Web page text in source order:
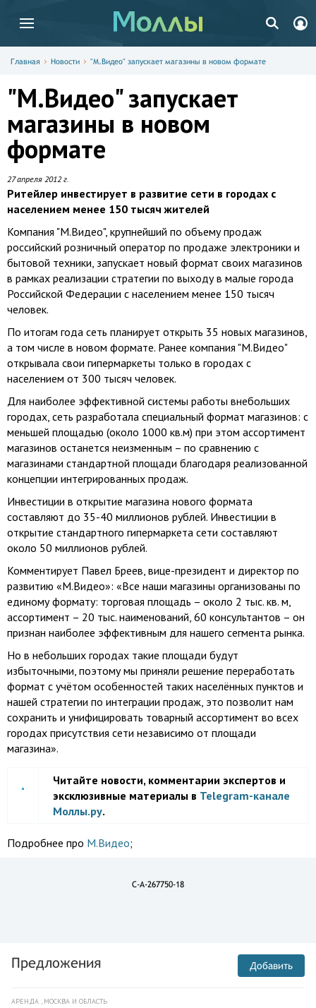
Главная Новости "М.Видео" запускает магазины в новом формате
"М.Видео" запускает
магазины в новом
формате
27 апреля 2012 г.
Ритейлер инвестирует в развитие сети в городах с
населением менее 150 тысяч жителей
Компания "М.Видео", крупнейший по объему продаж
российский розничный оператор по продаже электроники и
бытовой техники, запускает новый формат своих магазинов
в рамках реализации стратегии по выходу в малые города
Российской Федерации с населением менее 150 тысяч
человек.
По итогам года сеть планирует открыть 35 новых магазинов,
а том числе в новом формате. Ранее компания "М.Видео"
открывала свои гипермаркеты только в городах с
населением от 300 тысяч человек.
Для наиболее эффективной системы работы внебольших
городах, сеть разработала специальный формат магазинов: с
меньшей площадью (около 1000 кв.м) при этом ассортимент
магазинов останется неизменным – по сравнению с
магазинами стандартной площади благодаря реализованной
концепции интегрированных продаж.
Инвестиции в открытие магазина нового формата
составляют до 35-40 миллионов рублей. Инвестиции в
открытие стандартного гипермаркета сети составляют
около 50 миллионов рублей.
Комментирует Павел Бреев, вице-президент и директор по
развитию «М.Видео»: «Все наши магазины организованы по
единому формату: торговая площадь – около 2 тыс. кв. м,
ассортимент – 20 тыс. наименований, 60 консультантов – он
признан наиболее эффективным для нашего сегмента рынка.
Но в небольших городах такие площади будут
избыточными, поэтому мы приняли решение переработать
формат с учётом особенностей таких населённых пунктов и
нашей стратегии по интеграции продаж, это позволит нам
сохранить и унифицировать товарный ассортимент во всех
городах присутствия сети независимо от площади
магазина».
Читайте новости, комментарии экспертов и
эксклюзивные материалы в Telegram-канале
Моллы.ру.
Подробнее про М.Видео;
C-A-267750-18
Предложения Добавить
АРЕНДА , МОСКВА И ОБЛАСТЬ